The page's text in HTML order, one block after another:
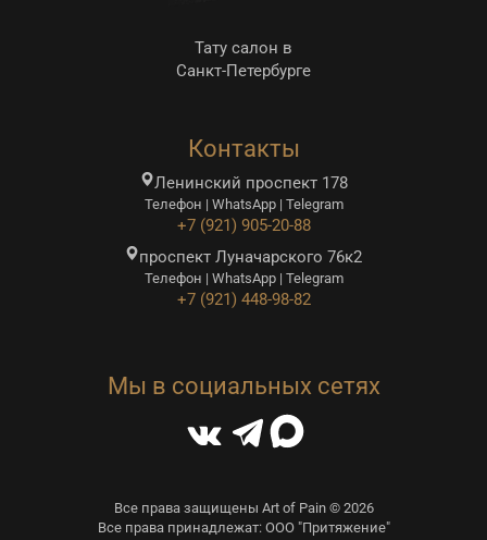
Тату салон в
Санкт-Петербурге
Контакты
Ленинский проспект 178
Телефон | WhatsApp | Telegram
+7 (921) 905-20-88
проспект Луначарского 76к2
Телефон | WhatsApp | Telegram
+7 (921) 448-98-82
Мы в социальных сетях
Все права защищены Art of Pain © 2026
Все права принадлежат: ООО "Притяжение"